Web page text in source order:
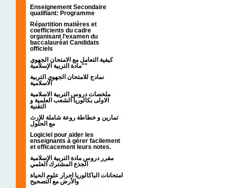
Enseignement Secondaire
qualifiant: Programme
Répartition matières et
coefficients du cadre
organisant l’examen du
baccalauréat Candidats
officiels
كيفية التعامل مع الامتحان الجهوي
"مادة التربية الإسلامية"
نمادج للامتحان الجهوي التربية
الاسلامية
ملخصات دروس التربية الاسلامية
الاولى بكالوريا الشعب العلمية و
التقنية
تمارين و خطاطة روعة شاملة للإرث
مع الحلول
Logiciel pour aider les
enseignants à gérer facilement
et efficacement leurs notes.
مقرر دروس مادة التربية الإسلامية
الجذع المشترك العلمي
امتحانات الباكالوريا احرار علوم الحياة
والأرض مع التصحيح